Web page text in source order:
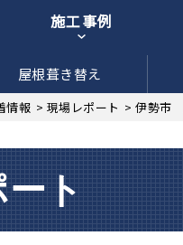
施工事例
屋根葺き替え
情報 > 現場レポート > 伊勢市
ト